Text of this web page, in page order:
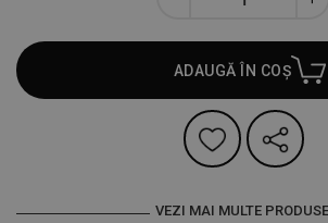
ADAUGĂ ÎN COȘ
VEZI MAI MULTE